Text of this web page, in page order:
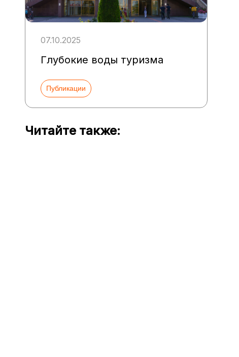
07.10.2025
Глубокие воды туризма
Публикации
Читайте также: